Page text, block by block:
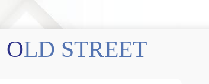
OLD STREET